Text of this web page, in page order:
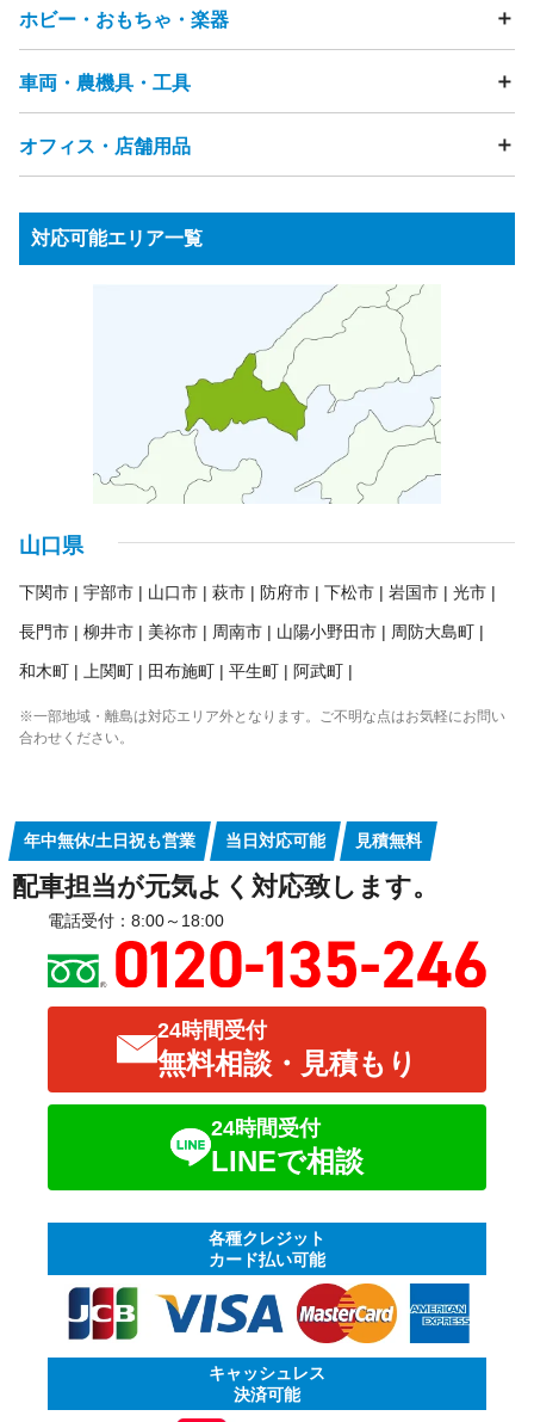
スマートフォン・タブレット・携帯電話
カメラ（フィルムカメラ・デジタルカメラ・ビデオカメラ)
炊飯器
電子レンジ
ジャーポット
食器洗い乾燥機・食洗機
プレイヤー・レコーダー（HDD・DVD・BD・ビデオ等）
オーディオプレーヤー
ステレオ（CD・MD・カセットテープ等）
アンプ
ラジオ パソコン・周辺機器
ノートパソコン
スキャナ
キーボード
電子辞書 ICレコーダー
まくら
タンス・カラーボックス
鏡台・ドレッサー
踏み台
カーテン
網戸 雨戸 観葉植物
食器・キッチン用品 フライパン
ゴミ箱
物干し竿 ハンガー 突っ張り棒
洗面用品
洋服・衣類
靴 バッグ
ホビー・おもちゃ・楽器
雑誌・漫画・本 おもちゃ
ゲーム機
ゲームコントローラー
ボードゲーム
家庭用遊具
パチンコ台・パチスロ機
アウトドア用品
水槽
車両・農機具・工具
自転車 タイヤ カー用品
チャイルドシート
バッテリー
工具・DIY用品
農機具・草刈機
高圧洗浄機
オフィス・店舗用品
応接セット 事務用品棚 OAラック
パーテーション
受付カウンター
ロッカー
蛍光灯・水銀灯
金庫
シュレッダー
プロジェクター
業務用冷蔵庫
コールドテーブル
アイスケース
ネタケース
ショーケース ゴンドラ
対応可能エリア一覧
山口県
下関市 宇部市 山口市 萩市 防府市 下松市 岩国市 光市
長門市 柳井市 美祢市 周南市 山陽小野田市 周防大島町
和木町 上関町 田布施町 平生町 阿武町
※一部地域・離島は対応エリア外となります。ご不明な点はお気軽にお問い
合わせください。
年中無休/土日祝も営業 当日対応可能 見積無料
配車担当が元気よく対応致します。
電話受付：8:00～18:00
24時間受付
無料相談・見積もり
24時間受付
LINEで相談
各種クレジット
カード払い可能
キャッシュレス
決済可能